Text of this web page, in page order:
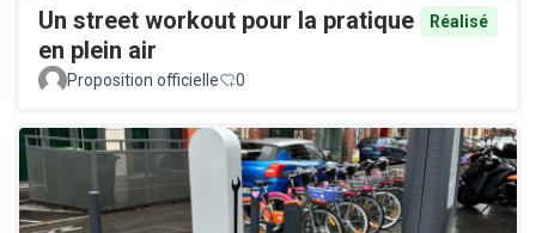
Un street workout pour la pratique
en plein air
Réalisé
Proposition officielle 0